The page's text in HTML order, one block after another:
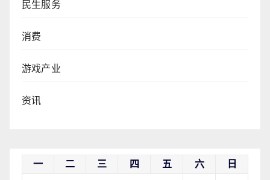
民生服务
消费
游戏产业
资讯
一 二 三 四 五 六 日